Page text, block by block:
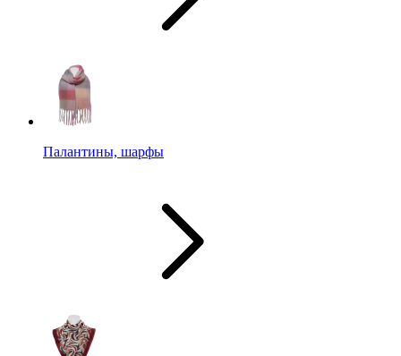
Палантины, шарфы